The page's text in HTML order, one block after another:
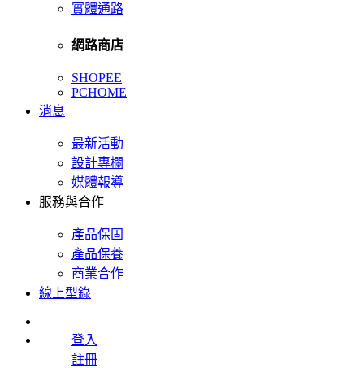
實體通路
網路商店
SHOPEE
PCHOME
消息
最新活動
設計專欄
媒體報導
服務與合作
產品保固
產品保養
商業合作
線上型錄
登入
註冊